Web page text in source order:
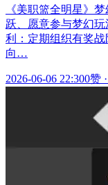
《美职篮全明星》
跃、愿意参与梦幻
利：定期组织有奖
向…
2026-06-06 22:300赞 ·